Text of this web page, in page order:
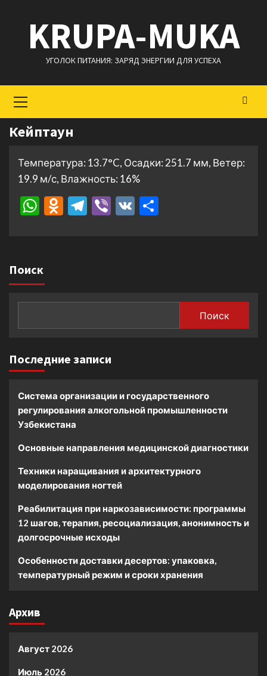
содержимому
KRUPA-MUKA
УГОЛОК ПИТАНИЯ: ЗАРЯД ЭНЕРГИИ ДЛЯ УСПЕХА
меню
Кейптаун
Температура: 13.7°C, Осадки: 251.7 мм, Ветер:
19.9 м/с, Влажность: 16%
WhatsApp
Odnoklassniki
Telegram
Viber
VK
Поиск
Поиск
Последние записи
Система организации и государственного
регулирования алкогольной промышленности
Узбекистана
Основные направления медицинской диагностики
Техники наращивания и архитектурного
моделирования ногтей
Реабилитация при наркозависимости: программы
12 шагов, терапия, ресоциализация, анонимность и
долгосрочные исходы
Особенности доставки десертов: упаковка,
температурный режим и сроки хранения
Архив
Август 2026
Июль 2026